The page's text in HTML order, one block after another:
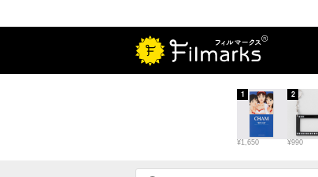
¥1,650
1
¥990
2